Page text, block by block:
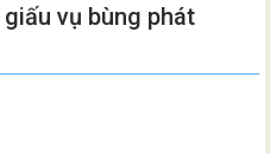
vụ bùng phát